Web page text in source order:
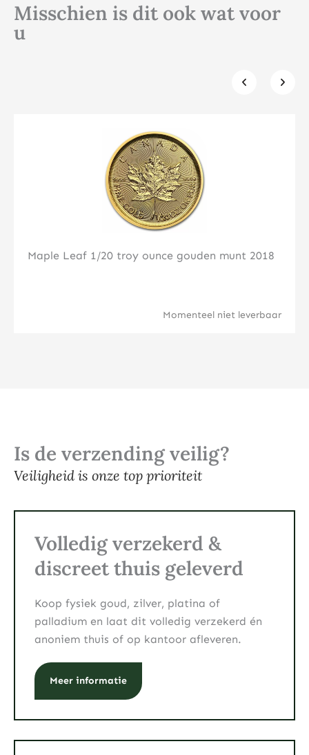
Misschien is dit ook wat voor
u
Maple Leaf 1/20 troy ounce gouden munt 2018
Momenteel niet leverbaar
Klik hier
Is de verzending veilig?
Veiligheid is onze top prioriteit
Volledig verzekerd &
discreet thuis geleverd
Koop fysiek goud, zilver, platina of
palladium en laat dit volledig verzekerd én
anoniem thuis of op kantoor afleveren.
Meer informatie